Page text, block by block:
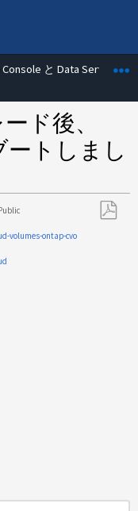
りたたむ
と Data Services
ド後、
ートしまし
volumes-ontap-cvo